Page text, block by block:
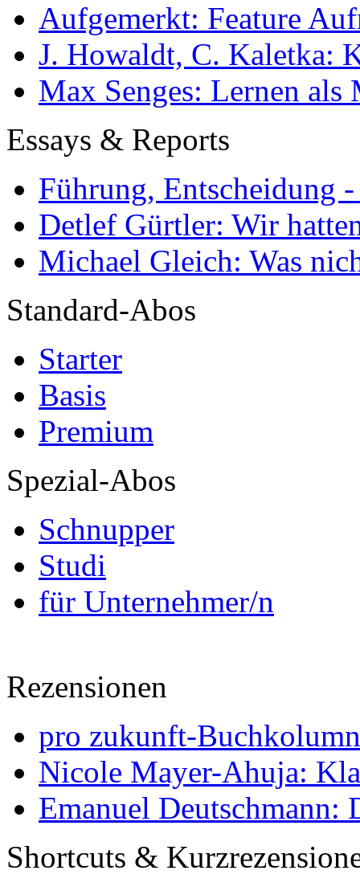
Aufgemerkt: Feature
J. Howaldt, C. Kaletka:
Max Senges: Lernen als
Essays & Reports
Führung, Entscheidung
Detlef Gürtler: Wir
Michael Gleich: Was
Standard-Abos
Starter
Basis
Premium
Spezial-Abos
Schnupper
Studi
für Unternehmer/n
Rezensionen
pro zukunft-
Nicole Mayer-Ahuja:
Emanuel Deutschmann:
Shortcuts &